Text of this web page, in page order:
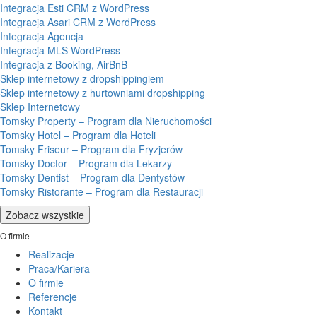
Integracja Esti CRM z WordPress
Integracja Asari CRM z WordPress
Integracja Agencja
Integracja MLS WordPress
Integracja z Booking, AirBnB
Sklep internetowy z dropshippingiem
Sklep internetowy z hurtowniami dropshipping
Sklep Internetowy
Tomsky Property – Program dla Nieruchomości
Tomsky Hotel – Program dla Hoteli
Tomsky Friseur – Program dla Fryzjerów
Tomsky Doctor – Program dla Lekarzy
Tomsky Dentist – Program dla Dentystów
Tomsky Ristorante – Program dla Restauracji
Zobacz wszystkie
O firmie
Realizacje
Praca/Kariera
O firmie
Referencje
Kontakt